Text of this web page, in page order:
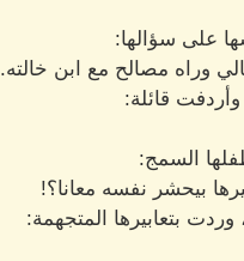
على سؤالها:
وراه مصالح مع ابن خالته.
وأردفت قائلة:
السمج:
بيحشر نفسه معانا؟!
بتعابيرها المتجهمة: